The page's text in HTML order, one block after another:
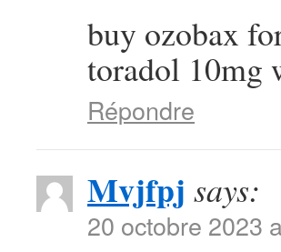
buy ozobax
toradol 10mg
Répondre
Mvjfpj says:
20 octobre 2023